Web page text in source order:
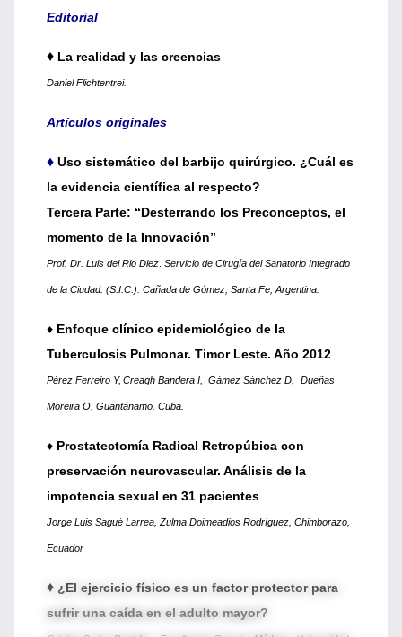
Editorial
♦ La realidad y las creencias
Daniel Flichtentrei.
Artículos originales
♦ Uso sistemático del barbijo quirúrgico. ¿Cuál es
la evidencia científica al respecto?
Tercera Parte: “Desterrando los Preconceptos, el
momento de la Innovación”
Prof. Dr. Luis del Rio Diez Servicio de Cirugía del Sanatorio Integrado
de la Ciudad. (S.I.C.). Cañada de Gómez, Santa Fe, Argentina.
♦ Enfoque clínico epidemiológico de la
Tuberculosis Pulmonar. Timor Leste. Año 2012
Pérez Ferreiro Y, Creagh Bandera I, Gámez Sánchez D, Dueñas
Moreira O, Guantánamo. Cuba.
♦ Prostatectomía Radical Retropúbica con
preservación neurovascular. Análisis de la
impotencia sexual en 31 pacientes
Jorge Luis Sagué Larrea, Zulma Doimeadios Rodríguez, Chimborazo,
Ecuador
♦ ¿El ejercicio físico es un factor protector para
sufrir una caída en el adulto mayor?